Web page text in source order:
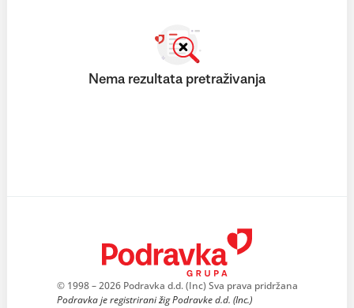
Nema rezultata pretraživanja
© 1998 – 2026 Podravka d.d. (Inc) Sva prava pridržana
Podravka je registrirani žig Podravke d.d. (Inc.)